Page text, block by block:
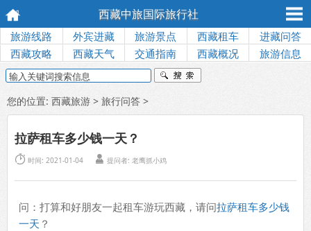
西藏中旅国际旅行社
旅游线路 外宾进藏 旅游景点 西藏租车
进藏问答
西藏攻略
西藏天气 交通指南 西藏概况 旅游信息
您的位置: 西藏旅游 > 旅行问答 >
拉萨租车多少钱一天？
 时间: 2021-01-04  提问者: 老鹰抓小鸡
问：打算和好朋友一起租车游玩西藏，请问拉萨租车多少钱
一天 ？